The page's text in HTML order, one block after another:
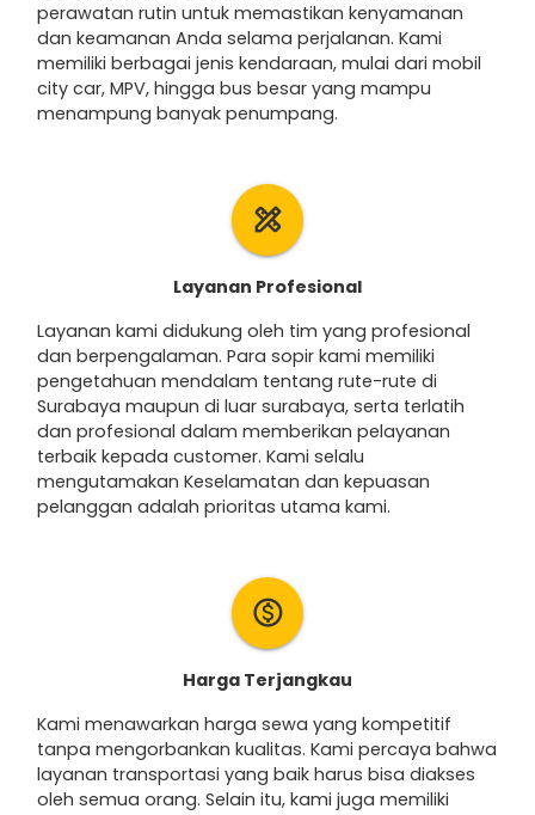
perawatan rutin untuk memastikan kenyamanan
dan keamanan Anda selama perjalanan. Kami
memiliki berbagai jenis kendaraan, mulai dari mobil
city car, MPV, hingga bus besar yang mampu
menampung banyak penumpang.
design_services
Layanan Profesional
Layanan kami didukung oleh tim yang profesional
dan berpengalaman. Para sopir kami memiliki
pengetahuan mendalam tentang rute-rute di
Surabaya maupun di luar surabaya, serta terlatih
dan profesional dalam memberikan pelayanan
terbaik kepada customer. Kami selalu
mengutamakan Keselamatan dan kepuasan
pelanggan adalah prioritas utama kami.
monetization_on
Harga Terjangkau
Kami menawarkan harga sewa yang kompetitif
tanpa mengorbankan kualitas. Kami percaya bahwa
layanan transportasi yang baik harus bisa diakses
oleh semua orang. Selain itu, kami juga memiliki